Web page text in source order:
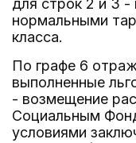
для строк 2 и 3 -
нормальными
класса.
По графе 6
выполненные
- возмещение
Социальным
условиями